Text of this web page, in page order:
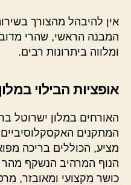
אין להיבהל מהצורך
המבנה הראשי, שהרי
ומלווה ביתרונות רבים.
אופציות הבילוי
האורחים במלון ישרוטל
המתקנים
מציע, הכוללים בריכה
הנוף המרהיב הנשקף
כושר מקצועי ומאובזר,